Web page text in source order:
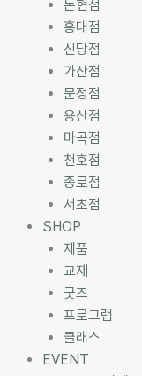
논현점
홍대점
신당점
가산점
문정점
용산점
마곡점
천호점
종로점
서초점
SHOP
제품
교재
굿즈
프로그램
클래스
EVENT